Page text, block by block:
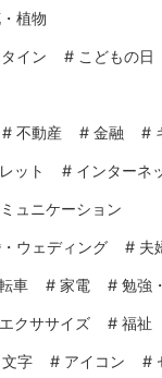
植物
イン # こどもの日
# 不動産 # 金融 #
ット # インターネ
ュニケーション
ウェディング # 夫
車 # 家電 # 勉強
クササイズ # 福祉
文字 # アイコン #